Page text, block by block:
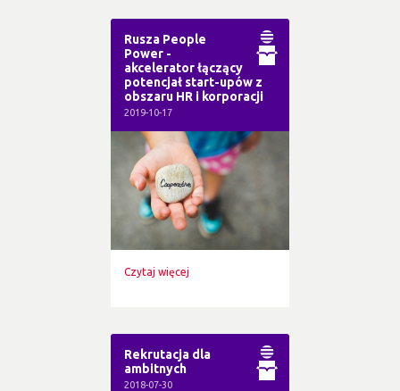
Rusza People
Power -
akcelerator łączący
potencjał start-upów z
obszaru HR i korporacji
2019-10-17
Czytaj więcej
Rekrutacja dla
ambitnych
2018-07-30